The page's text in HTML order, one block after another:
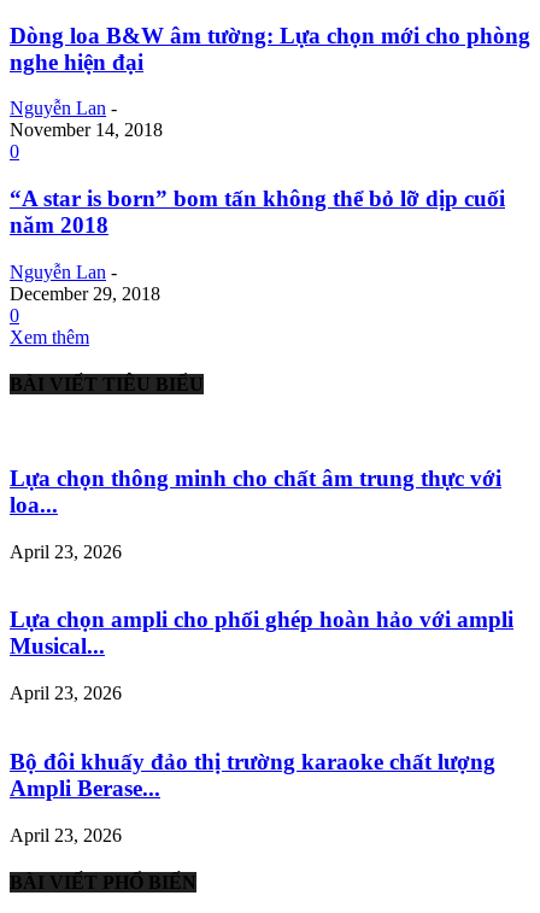
Dòng loa B&W âm tường: Lựa chọn mới cho phòng
nghe hiện đại
Nguyễn Lan -
November 14, 2018
0
“A star is born” bom tấn không thể bỏ lỡ dịp cuối
năm 2018
Nguyễn Lan -
December 29, 2018
0
Xem thêm
BÀI VIẾT TIÊU BIỂU
Lựa chọn thông minh cho chất âm trung thực với
loa...
April 23, 2026
Lựa chọn ampli cho phối ghép hoàn hảo với ampli
Musical...
April 23, 2026
Bộ đôi khuấy đảo thị trường karaoke chất lượng
Ampli Berase...
April 23, 2026
BÀI VIẾT PHỔ BIẾN